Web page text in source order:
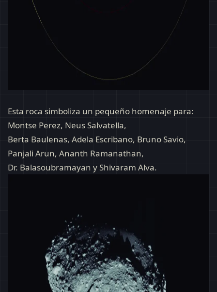
Esta roca simboliza un pequeño homenaje para:
Montse Perez, Neus Salvatella,
Berta Baulenas, Adela Escribano, Bruno Savio,
Panjali Arun, Ananth Ramanathan,
Dr. Balasoubramayan y Shivaram Alva.